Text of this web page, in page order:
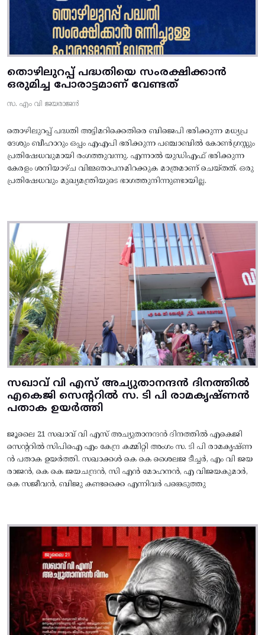
തൊഴിലുറപ്പ് പദ്ധതിയെ സംരക്ഷിക്കാൻ
ഒരുമിച്ച പോരാട്ടമാണ് വേണ്ടത്
സ. എം വി ജയരാജൻ
തൊഴിലുറപ്പ് പദ്ധതി അട്ടിമറിക്കെതിരെ ബിജെപി ഭരിക്കുന്ന മധ്യപ്ര
ദേശും ബീഹാറും ഒപ്പം എഎപി ഭരിക്കുന്ന പഞ്ചാബിൽ കോൺഗ്രസ്സും
പ്രതിഷേധവുമായി രംഗത്തുവന്നു. എന്നാൽ യുഡിഎഫ് ഭരിക്കുന്ന
കേരളം ശനിയാഴ്ച വിജ്ഞാപനമിറക്കുക മാത്രമാണ് ചെയ്തത്. ഒരു
പ്രതിഷേധവും മുഖ്യമന്ത്രിയുടെ ഭാഗത്തുനിന്നുണ്ടായില്ല.
സഖാവ് വി എസ് അച്യുതാനന്ദൻ ദിനത്തിൽ
എകെജി സെന്ററിൽ സ. ടി പി രാമകൃഷ്‌ണൻ
പതാക ഉയർത്തി
ജൂലൈ 21 സഖാവ് വി എസ് അച്യുതാനന്ദൻ ദിനത്തിൽ എകെജി
സെന്ററിൽ സിപിഐ എം കേന്ദ്ര കമ്മിറ്റി അംഗം സ. ടി പി രാമകൃഷ്‌ണ
ൻ പതാക ഉയർത്തി. സഖാക്കൾ കെ കെ ശൈലജ ടീച്ചർ, എം വി ജയ
രാജൻ, കെ കെ ജയചന്ദ്രൻ, സി എൻ മോഹനൻ, എ വിജയകുമാർ,
കെ സജീവൻ, ബിജു കണ്ടക്കൈ എന്നിവർ പങ്കെടുത്തു